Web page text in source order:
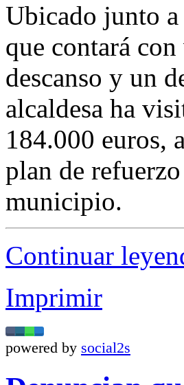
Ubicado junto
que contará
descanso y un
alcaldesa ha
184.000 euros,
plan de
municipio.
Continuar
Imprimir
powered by social2s